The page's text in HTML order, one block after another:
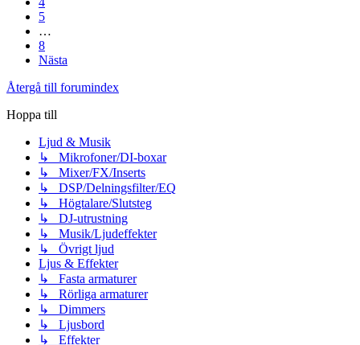
5
…
8
Nästa
Återgå till forumindex
Hoppa till
Ljud & Musik
↳ Mikrofoner/DI-boxar
↳ Mixer/FX/Inserts
↳ DSP/Delningsfilter/EQ
↳ Högtalare/Slutsteg
↳ DJ-utrustning
↳ Musik/Ljudeffekter
↳ Övrigt ljud
Ljus & Effekter
↳ Fasta armaturer
↳ Rörliga armaturer
↳ Dimmers
↳ Ljusbord
↳ Effekter